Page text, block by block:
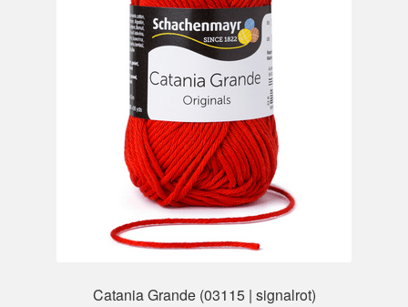
Catania Grande (03115 | signalrot)